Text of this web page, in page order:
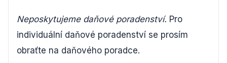
Neposkytujeme daňové poradenství. Pro
individuální daňové poradenství se prosím
obraťte na daňového poradce.